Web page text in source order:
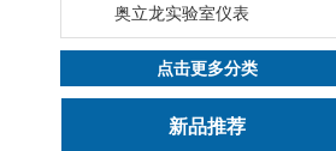
奥立龙实验室仪表
点击更多分类
新品推荐